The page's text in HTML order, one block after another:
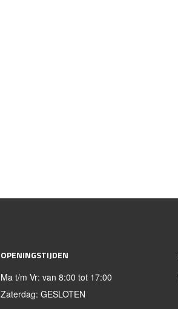
OPENINGSTIJDEN
Ma t/m Vr: van 8:00 tot 17:00
Zaterdag: GESLOTEN